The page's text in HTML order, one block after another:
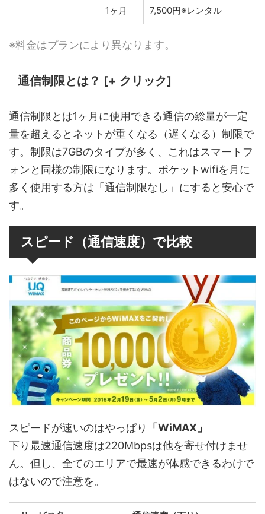
1ヶ月 7,500円※レンタル
※料金はプランにより異なります。
通信制限とは？ [+ クリック]
通信制限とは1ヶ月に使用できる通信の総量が一定
量を超えるとネットが重くなる（遅くなる）制限で
す。制限は7GBのタイプが多く、これはスマートフ
ォンと同様の制限になります。ポケットwifiを月に
多く使用する方は「通信制限なし」にすると安心で
す。
スピード（通信速度）で比較
スピードが速いのはやっぱり
「WiMAX」
下り最速通信速度は220Mbpsは他を寄せ付けませ
ん。但し、全てのエリアで最速が体感できるわけで
はないので注意を。